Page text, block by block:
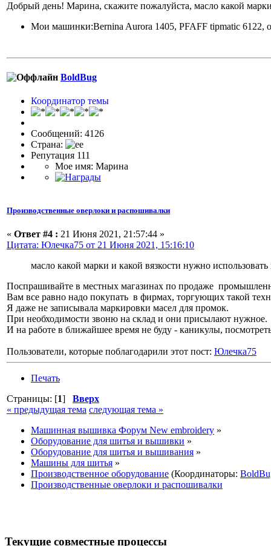
Добрый день! Марина, скажите пожалуйста, масло какой
Мои машинки:Bernina Aurora 1405, PFAFF tipmatic 6122,
BoldBug
Координатор темы
Сообщений: 4126
Страна:
Репутация 111
Мое имя: Марина
Производственные оверлоки и распошивалки
« Ответ #4 : 21 Июня 2021, 21:57:44 »
Цитата: Юлечка75 от 21 Июня 2021, 15:16:10
масло какой марки и какой вязкости нужно
Поспрашивайте в местных магазинах по продаже
Вам все равно надо покупать в фирмах, торгующих такой
Я даже не записывала маркировки масел для промок.
При необходимости звоню на склад и они присылают нужное.
И на работе в ближайшее время не буду - каникулы,
Пользователи, которые поблагодарили этот пост: Юлечка75
Печать
Страницы: [1] Вверх
« предыдущая тема следующая тема »
Машинная вышивка Форум New embroidery »
Оборудование для шитья и вышивки »
Оборудование для шитья и вышивания »
Машины для шитья »
Производственное оборудование (Координаторы:
Производственные оверлоки и распошивалки
Текущие совместные процессы